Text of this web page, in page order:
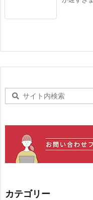
カテゴリー